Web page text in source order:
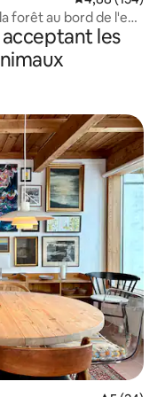
forêt au bord de l'eau
les